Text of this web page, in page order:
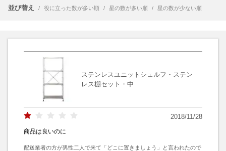
並び替え / 役に立った数が多い順 / 星の数が多い順 / 星の数が少ない順
ステンレスユニットシェルフ・ステン
レス棚セット・中
2018/11/28
商品は良いのに
配送業者の方が男性二人で来て「どこに置きましょう」と言われたので